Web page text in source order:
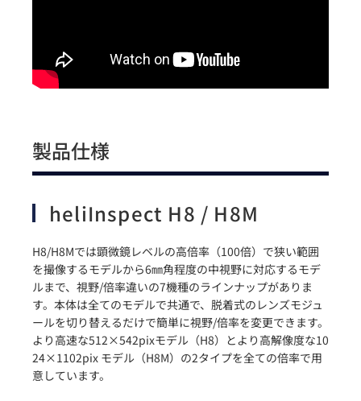
製品仕様
heliInspect H8 / H8M
H8/H8Mでは顕微鏡レベルの高倍率（100倍）で狭い範囲
を撮像するモデルから6㎜角程度の中視野に対応するモデ
ルまで、視野/倍率違いの7機種のラインナップがありま
す。本体は全てのモデルで共通で、脱着式のレンズモジュ
ールを切り替えるだけで簡単に視野/倍率を変更できます。
より高速な512×542pixモデル（H8）とより高解像度な10
24×1102pix モデル（H8M）の2タイプを全ての倍率で用
意しています。